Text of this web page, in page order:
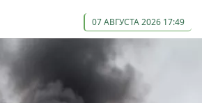
07 АВГУСТА 2026 17:49